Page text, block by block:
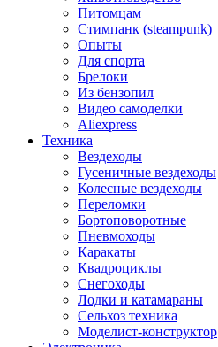
Питомцам
Стимпанк (steampunk)
Опыты
Для спорта
Брелоки
Из бензопил
Видео самоделки
Aliexpress
Техника
Вездеходы
Гусеничные вездеходы
Колесные вездеходы
Переломки
Бортоповоротные
Пневмоходы
Каракаты
Квадроциклы
Снегоходы
Лодки и катамараны
Сельхоз техника
Моделист-конструктор